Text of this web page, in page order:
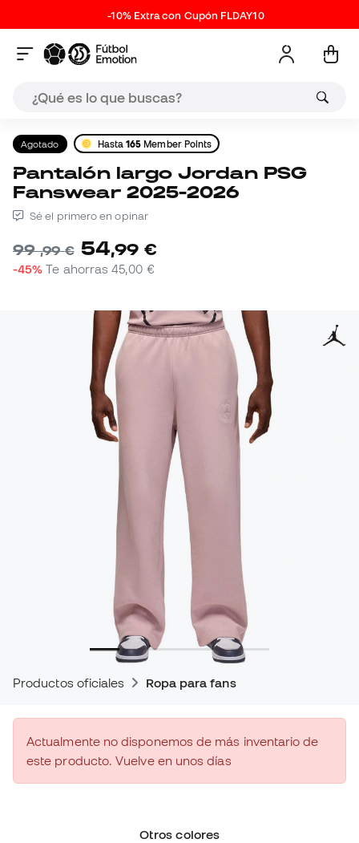
-10% Extra con Cupón FLDAY10
Agotado Hasta165 Member Points
Pantalón largo Jordan PSG
Fanswear 2025-2026
Sé el primero en opinar
99,99 € 54,99 €
-45% Te ahorras45,00 €
Productos oficiales Ropa para fans
Actualmente no disponemos de más inventario de
este producto. Vuelve en unos días
Otros colores